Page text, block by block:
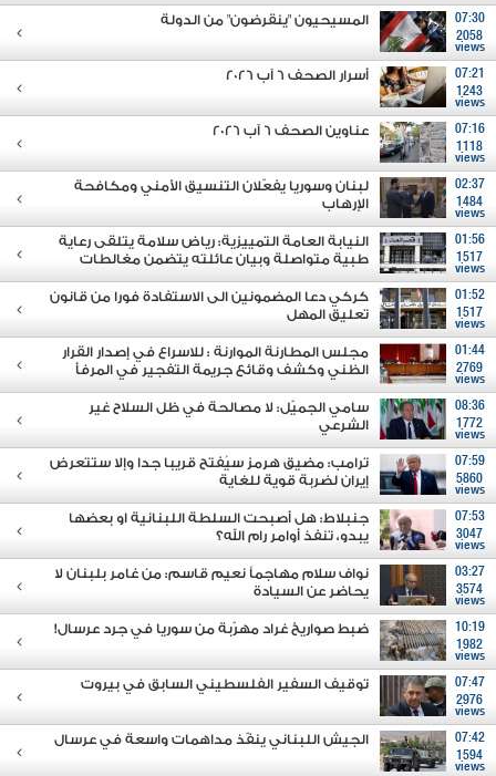
07:30
2058
views
المسيحيون "ينقرضون" من الدولة
07:21
1243
views
أسرار الصحف 6 آب 2026
07:16
1118
views
عناوين الصحف 6 آب 2026
02:37
1484
views
لبنان وسوريا يفعّلان التنسيق الأمني ومكافحة
الإرهاب
01:56
1517
views
النيابة العامة التمييزية: رياض سلامة يتلقى رعاية
طبية متواصلة وبيان عائلته يتضمن مغالطات
01:52
1517
views
كركي دعا المضمونين الى الاستفادة فورا من قانون
تعليق المهل
01:44
2769
views
مجلس المطارنة الموارنة : للاسراع في إصدار القرار
الظني وكشف وقائع جريمة التفجير في المرفأ
08:36
1772
views
سامي الجميّل: لا مصالحة في ظل السلاح غير
الشرعي
07:59
5860
views
ترامب: مضيق هرمز سيُفتح قريبا جدا وإلا ستتعرض
إيران لضربة قوية للغاية
07:53
3047
views
جنبلاط: هل أصبحت السلطة اللبنانية او بعضها
يبدو، تنفذ أوامر رام الله؟
03:27
3574
views
نواف سلام مهاجماً نعيم قاسم: من غامر بلبنان لا
يحاضر عن السيادة
10:19
1982
views
ضبط صواريخ غراد مهرّبة من سوريا في جرد عرسال!
07:47
2976
views
توقيف السفير الفلسطيني السابق في بيروت
07:42
1594
views
الجيش اللبناني ينفّذ مداهمات واسعة في عرسال